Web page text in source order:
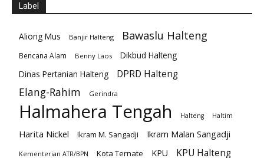
Label
Aliong Mus Banjir Halteng Bawaslu Halteng
Bencana Alam Benny Laos
Dikbud Halteng
Dinas Pertanian Halteng
DPRD Halteng
Elang-Rahim Gerindra
Halmahera Tengah Halteng Haltim
Harita Nickel Ikram M. Sangadji Ikram Malan Sangadji
Kementerian ATR/BPN Kota Ternate KPU KPU Halteng